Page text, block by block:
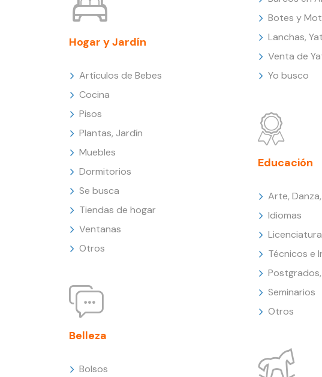
Hogar y Jardín
Artículos de Bebes
Cocina
Pisos
Plantas, Jardín
Muebles
Dormitorios
Se busca
Tiendas de hogar
Ventanas
Otros
Belleza
Bolsos
Botes y
Lanchas,
Venta de
Yo busco
Educación
Arte,
Idiomas
Técnicos e
Seminarios
Otros